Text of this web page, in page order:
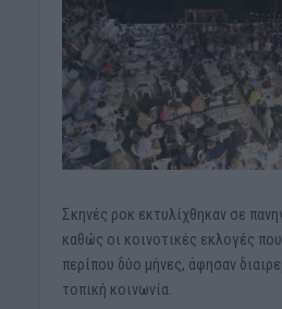
Σκηνές ροκ εκτυλίχθηκαν σε
καθώς οι κοινοτικές εκλογές
περίπου δύο μήνες, άφησαν
τοπική κοινωνία.